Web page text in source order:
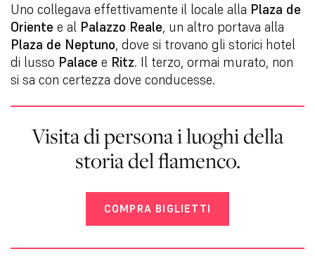
Uno collegava effettivamente il locale alla Plaza de
Oriente e al Palazzo Reale, un altro portava alla
Plaza de Neptuno, dove si trovano gli storici hotel
di lusso Palace e Ritz. Il terzo, ormai murato, non
si sa con certezza dove conducesse.
Visita di persona i luoghi della
storia del flamenco.
COMPRA BIGLIETTI